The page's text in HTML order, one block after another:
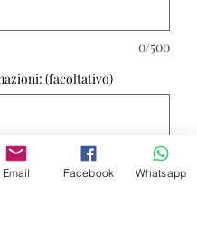
0/500
(facoltativo)
0/500
Email Facebook Whatsapp